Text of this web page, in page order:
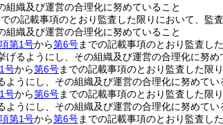
織及び運営の合理化に努めていること
での記載事項のとおり監査した限りにおいて、監
織及び運営の合理化に努めていること
第1号から第6号までの記載事項のとおり監査し
るようにし、その組織及び運営の合理化に努め
号から第6号までの記載事項のとおり監査した限
うにし、その組織及び運営の合理化に努めてい
号から第6号までの記載事項のとおり監査した限
うにし、その組織及び運営の合理化に努めてい
第1号から第6号までの記載事項のとおり監査し